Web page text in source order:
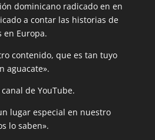
dominicano radicado en en
a contar las historias de
en Europa.
contenido, que es tan tuyo
aguacate».
de YouTube.
lugar especial en nuestro
lo saben».